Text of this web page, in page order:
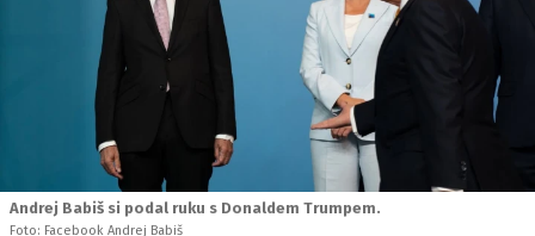
Andrej Babiš si podal ruku s Donaldem Trumpem.
Foto: Facebook Andrej Babiš